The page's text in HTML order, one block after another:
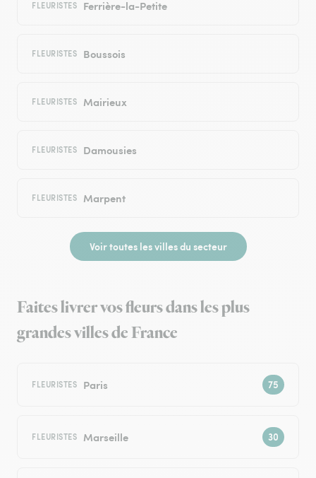
FLEURISTES Ferrière-la-Petite
FLEURISTES Boussois
FLEURISTES Mairieux
FLEURISTES Damousies
FLEURISTES Marpent
Voir toutes les villes du secteur
Faites livrer vos fleurs dans les plus
grandes villes de France
FLEURISTES Paris
FLEURISTES Marseille